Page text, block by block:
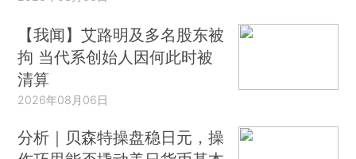
【我闻】艾路明及多名股东被
拘 当代系创始人因何此时被
清算
2026年08月06日
分析｜贝森特操盘稳日元，操